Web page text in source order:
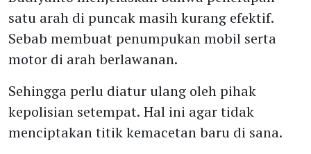
satu arah di puncak masih kurang efektif.
Sebab membuat penumpukan mobil serta
motor di arah berlawanan.
Sehingga perlu diatur ulang oleh pihak
kepolisian setempat. Hal ini agar tidak
menciptakan titik kemacetan baru di sana.